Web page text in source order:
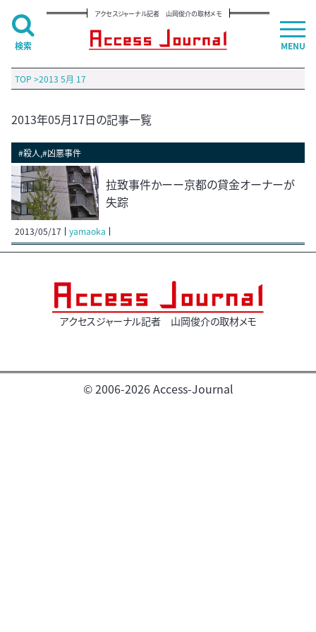
アクセスジャーナル記者 山岡俊介の取材メモ
TOP >2013 5月 17
2013年05月17日の記事一覧
#殺人,#凶悪事件
拉致事件かーー京都の貸金オーナーが
失踪
2013/05/17 yamaoka
アクセスジャーナル記者 山岡俊介の取材メモ
© 2006-2026 Access-Journal
MENU
検索